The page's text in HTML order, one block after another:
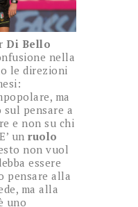
Di Bello
nella
le direzioni
ma
pensare a
e non su chi
un ruolo
non vuol
essere
pensare alla
ma alla
uno